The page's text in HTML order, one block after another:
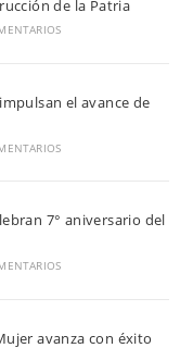
de la Patria
el avance de
7° aniversario del
avanza con éxito